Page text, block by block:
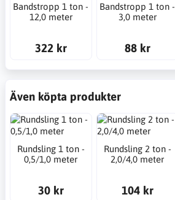
Bandstropp 1 ton -
12,0 meter
322 kr
Bandstropp 1 ton -
3,0 meter
88 kr
Även köpta produkter
Rundsling 1 ton -
0,5/1,0 meter
30 kr
Rundsling 2 ton -
2,0/4,0 meter
104 kr